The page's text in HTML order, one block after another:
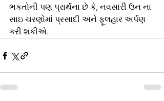
ભકતોની પણ પ્રાર્થના છે કે, નવસારી ઉન ના
સાઇ ચરણોમાં પ્રસાદી અને ફૂલહાર અર્પણ
કરી શકીએ.